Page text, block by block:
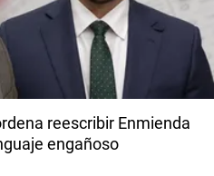
reescribir Enmienda
engañoso